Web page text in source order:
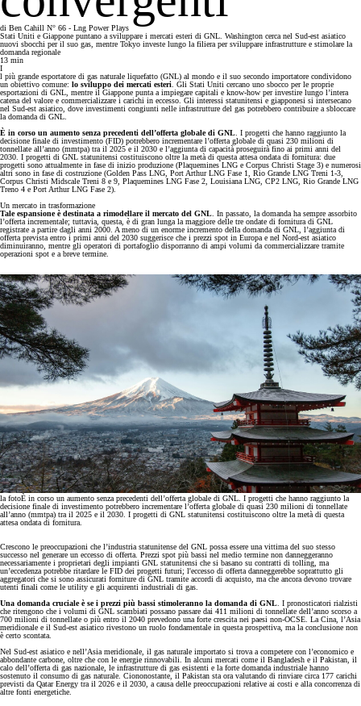
di Ben Cahill N° 66 - Lng Power Plays
Stati Uniti e Giappone puntano a sviluppare i mercati esteri di GNL. Washington cerca nel Sud-est asiatico
nuovi sbocchi per il suo gas, mentre Tokyo investe lungo la filiera per sviluppare infrastrutture e stimolare la
domanda regionale
13 min
I
l più grande esportatore di gas naturale liquefatto (GNL) al mondo e il suo secondo importatore condividono
un obiettivo comune: lo sviluppo dei mercati esteri . Gli Stati Uniti cercano uno sbocco per le proprie
esportazioni di GNL, mentre il Giappone punta a impiegare capitali e know-how per investire lungo l’intera
catena del valore e commercializzare i carichi in eccesso. Gli interessi statunitensi e giapponesi si intersecano
nel Sud-est asiatico, dove investimenti congiunti nelle infrastrutture del gas potrebbero contribuire a sbloccare
la domanda di GNL.
È in corso un aumento senza precedenti dell’offerta globale di GNL . I progetti che hanno raggiunto la
decisione finale di investimento (FID) potrebbero incrementare l’offerta globale di quasi 230 milioni di
tonnellate all’anno (mmtpa) tra il 2025 e il 2030 e l’aggiunta di capacità proseguirà fino ai primi anni del
2030. I progetti di GNL statunitensi costituiscono oltre la metà di questa attesa ondata di fornitura: due
progetti sono attualmente in fase di inizio produzione (Plaquemines LNG e Corpus Christi Stage 3) e numerosi
altri sono in fase di costruzione (Golden Pass LNG, Port Arthur LNG Fase 1, Rio Grande LNG Treni 1-3,
Corpus Christi Midscale Treni 8 e 9, Plaquemines LNG Fase 2, Louisiana LNG, CP2 LNG, Rio Grande LNG
Treno 4 e Port Arthur LNG Fase 2).
Un mercato in trasformazione
Tale espansione è destinata a rimodellare il mercato del GNL . In passato, la domanda ha sempre assorbito
l’offerta incrementale; tuttavia, questa, è di gran lunga la maggiore delle tre ondate di fornitura di GNL
registrate a partire dagli anni 2000. A meno di un enorme incremento della domanda di GNL, l’aggiunta di
offerta prevista entro i primi anni del 2030 suggerisce che i prezzi spot in Europa e nel Nord-est asiatico
diminuiranno, mentre gli operatori di portafoglio disporranno di ampi volumi da commercializzare tramite
operazioni spot e a breve termine.
la fotoÈ in corso un aumento senza precedenti dell’offerta globale di GNL. I progetti che hanno raggiunto la
decisione finale di investimento potrebbero incrementare l’offerta globale di quasi 230 milioni di tonnellate
all’anno (mmtpa) tra il 2025 e il 2030. I progetti di GNL statunitensi costituiscono oltre la metà di questa
attesa ondata di fornitura.
Crescono le preoccupazioni che l’industria statunitense del GNL possa essere una vittima del suo stesso
successo nel generare un eccesso di offerta. Prezzi spot più bassi nel medio termine non danneggeranno
necessariamente i proprietari degli impianti GNL statunitensi che si basano su contratti di tolling, ma
un’eccedenza potrebbe ritardare le FID dei progetti futuri; l'eccesso di offerta danneggerebbe soprattutto gli
aggregatori che si sono assicurati forniture di GNL tramite accordi di acquisto, ma che ancora devono trovare
utenti finali come le utility e gli acquirenti industriali di gas.
Una domanda cruciale è se i prezzi più bassi stimoleranno la domanda di GNL . I pronosticatori rialzisti
che ritengono che i volumi di GNL scambiati possano passare dai 411 milioni di tonnellate dell’anno scorso a
700 milioni di tonnellate o più entro il 2040 prevedono una forte crescita nei paesi non-OCSE. La Cina, l’Asia
meridionale e il Sud-est asiatico rivestono un ruolo fondamentale in questa prospettiva, ma la conclusione non
è certo scontata.
Nel Sud-est asiatico e nell’Asia meridionale, il gas naturale importato si trova a competere con l’economico e
abbondante carbone, oltre che con le energie rinnovabili. In alcuni mercati come il Bangladesh e il Pakistan, il
calo dell’offerta di gas nazionale, le infrastrutture di gas esistenti e la forte domanda industriale hanno
sostenuto il consumo di gas naturale. Ciononostante, il Pakistan sta ora valutando di rinviare circa 177 carichi
previsti da Qatar Energy tra il 2026 e il 2030, a causa delle preoccupazioni relative ai costi e alla concorrenza di
altre fonti energetiche.